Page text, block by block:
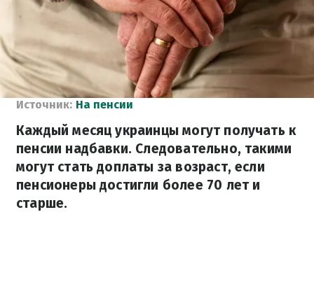
Источник: На пенсии
Каждый месяц украинцы могут получать к
пенсии надбавки. Следовательно, такими
могут стать доплаты за возраст, если
пенсионеры достигли более 70 лет и
старше.